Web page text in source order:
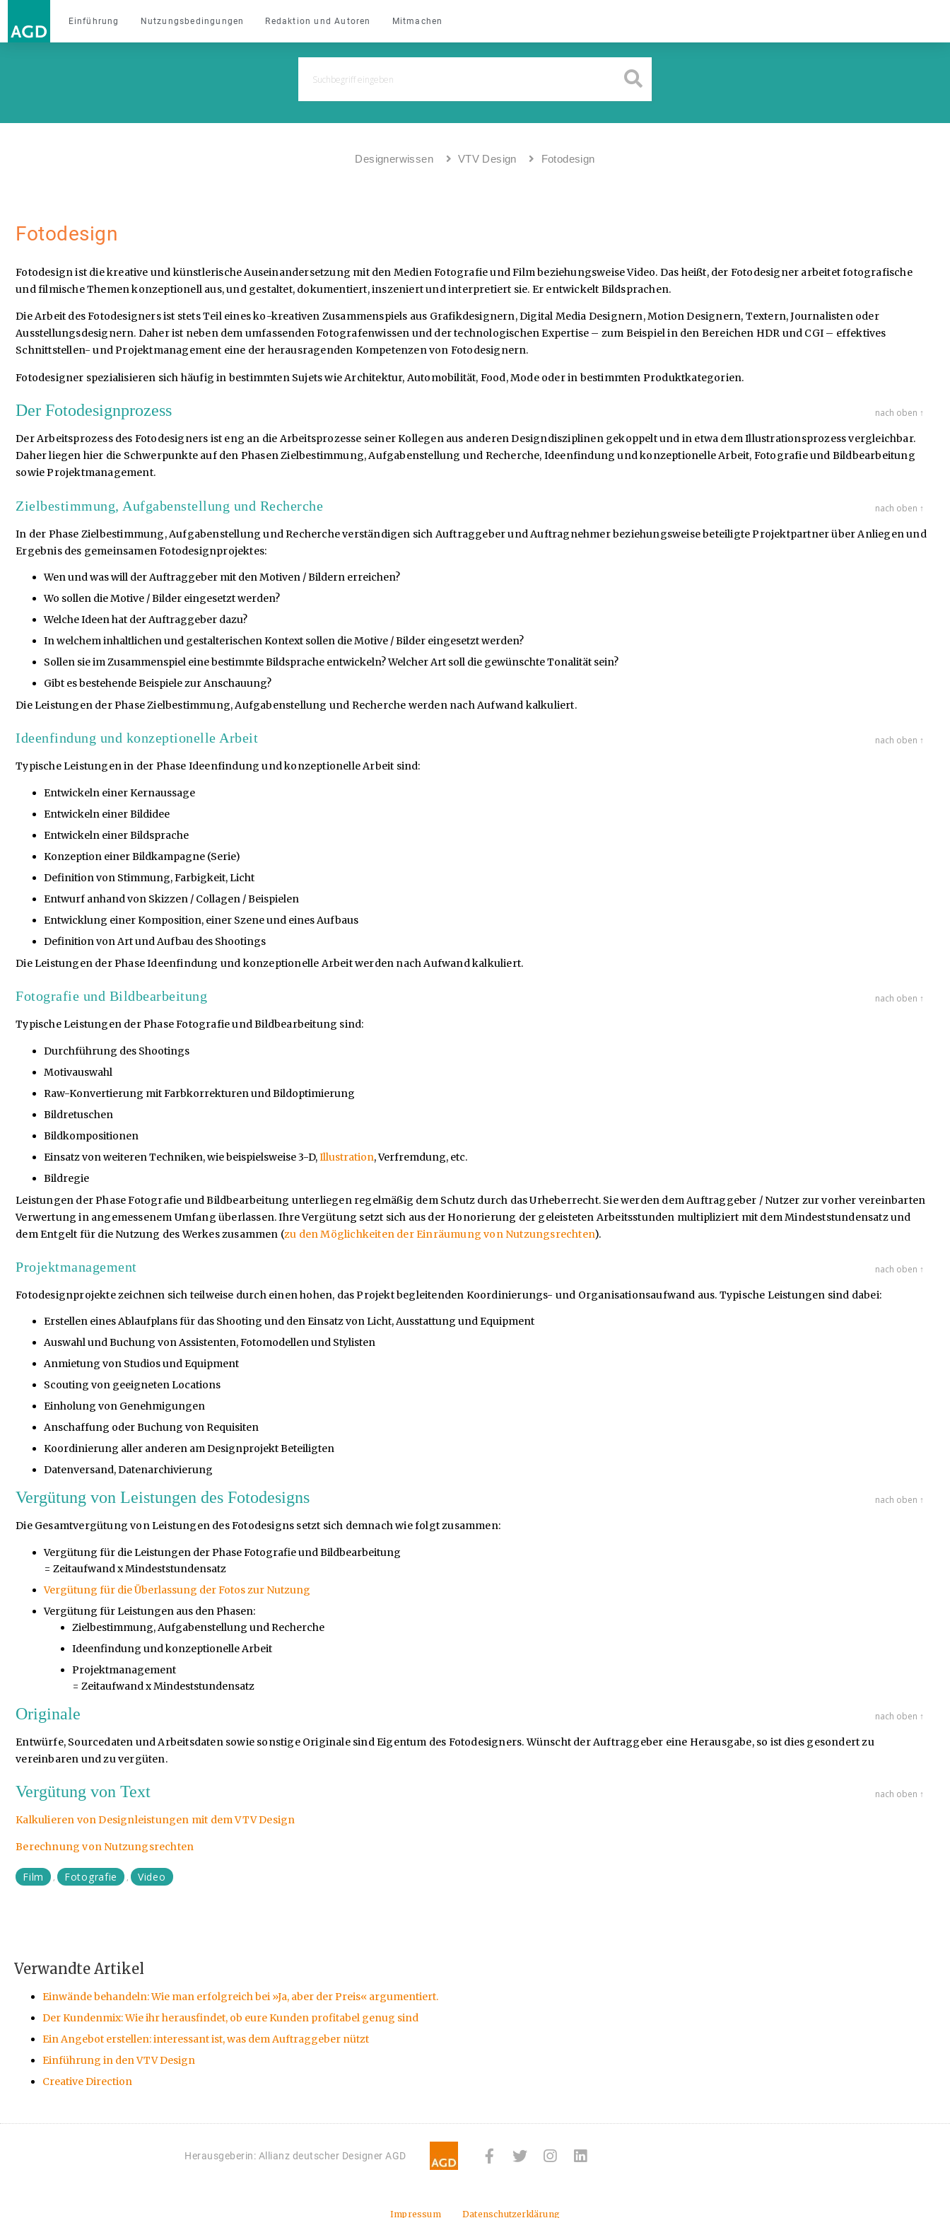
Einführung Nutzungsbedingungen Redaktion und Autoren Mitmachen
Designerwissen VTV Design Fotodesign
Fotodesign
Fotodesign ist die kreative und künstlerische Auseinandersetzung mit den Medien Fotografie und Film beziehungsweise Video. Das heißt, der Fotodesigner arbeitet fotografische
und filmische Themen konzeptionell aus, und gestaltet, dokumentiert, inszeniert und interpretiert sie. Er entwickelt Bildsprachen.
Die Arbeit des Fotodesigners ist stets Teil eines ko-kreativen Zusammenspiels aus Grafikdesignern, Digital Media Designern, Motion Designern, Textern, Journalisten oder
Ausstellungsdesignern. Daher ist neben dem umfassenden Fotografenwissen und der technologischen Expertise – zum Beispiel in den Bereichen HDR und CGI – effektives
Schnittstellen- und Projektmanagement eine der herausragenden Kompetenzen von Fotodesignern.
Fotodesigner spezialisieren sich häufig in bestimmten Sujets wie Architektur, Automobilität, Food, Mode oder in bestimmten Produktkategorien.
Der Fotodesignprozess nach oben ↑
Der Arbeitsprozess des Fotodesigners ist eng an die Arbeitsprozesse seiner Kollegen aus anderen Designdisziplinen gekoppelt und in etwa dem Illustrationsprozess vergleichbar.
Daher liegen hier die Schwerpunkte auf den Phasen Zielbestimmung, Aufgabenstellung und Recherche, Ideenfindung und konzeptionelle Arbeit, Fotografie und Bildbearbeitung
sowie Projektmanagement.
Zielbestimmung, Aufgabenstellung und Recherche nach oben ↑
In der Phase Zielbestimmung, Aufgabenstellung und Recherche verständigen sich Auftraggeber und Auftragnehmer beziehungsweise beteiligte Projektpartner über Anliegen und
Ergebnis des gemeinsamen Fotodesignprojektes:
Wen und was will der Auftraggeber mit den Motiven / Bildern erreichen?
Wo sollen die Motive / Bilder eingesetzt werden?
Welche Ideen hat der Auftraggeber dazu?
In welchem inhaltlichen und gestalterischen Kontext sollen die Motive / Bilder eingesetzt werden?
Sollen sie im Zusammenspiel eine bestimmte Bildsprache entwickeln? Welcher Art soll die gewünschte Tonalität sein?
Gibt es bestehende Beispiele zur Anschauung?
Die Leistungen der Phase Zielbestimmung, Aufgabenstellung und Recherche werden nach Aufwand kalkuliert.
Ideenfindung und konzeptionelle Arbeit nach oben ↑
Typische Leistungen in der Phase Ideenfindung und konzeptionelle Arbeit sind:
Entwickeln einer Kernaussage
Entwickeln einer Bildidee
Entwickeln einer Bildsprache
Konzeption einer Bildkampagne (Serie)
Definition von Stimmung, Farbigkeit, Licht
Entwurf anhand von Skizzen / Collagen / Beispielen
Entwicklung einer Komposition, einer Szene und eines Aufbaus
Definition von Art und Aufbau des Shootings
Die Leistungen der Phase Ideenfindung und konzeptionelle Arbeit werden nach Aufwand kalkuliert.
Fotografie und Bildbearbeitung nach oben ↑
Typische Leistungen der Phase Fotografie und Bildbearbeitung sind:
Durchführung des Shootings
Motivauswahl
Raw-Konvertierung mit Farbkorrekturen und Bildoptimierung
Bildretuschen
Bildkompositionen
Einsatz von weiteren Techniken, wie beispielsweise 3-D,Illustration, Verfremdung, etc.
Bildregie
Leistungen der Phase Fotografie und Bildbearbeitung unterliegen regelmäßig dem Schutz durch das Urheberrecht. Sie werden dem Auftraggeber / Nutzer zur vorher vereinbarten
Verwertung in angemessenem Umfang überlassen. Ihre Vergütung setzt sich aus der Honorierung der geleisteten Arbeitsstunden multipliziert mit dem Mindeststundensatz und
dem Entgelt für die Nutzung des Werkes zusammen (zu den Möglichkeiten der Einräumung von Nutzungsrechten).
Projektmanagement nach oben ↑
Fotodesignprojekte zeichnen sich teilweise durch einen hohen, das Projekt begleitenden Koordinierungs- und Organisationsaufwand aus. Typische Leistungen sind dabei:
Erstellen eines Ablaufplans für das Shooting und den Einsatz von Licht, Ausstattung und Equipment
Auswahl und Buchung von Assistenten, Fotomodellen und Stylisten
Anmietung von Studios und Equipment
Scouting von geeigneten Locations
Einholung von Genehmigungen
Anschaffung oder Buchung von Requisiten
Koordinierung aller anderen am Designprojekt Beteiligten
Datenversand, Datenarchivierung
Vergütung von Leistungen des Fotodesigns nach oben ↑
Die Gesamtvergütung von Leistungen des Fotodesigns setzt sich demnach wie folgt zusammen:
Vergütung für die Leistungen der Phase Fotografie und Bildbearbeitung
= Zeitaufwand x Mindeststundensatz
Vergütung für die Überlassung der Fotos zur Nutzung
Vergütung für Leistungen aus den Phasen:
Zielbestimmung, Aufgabenstellung und Recherche
Ideenfindung und konzeptionelle Arbeit
Projektmanagement
= Zeitaufwand x Mindeststundensatz
Originale nach oben ↑
Entwürfe, Sourcedaten und Arbeitsdaten sowie sonstige Originale sind Eigentum des Fotodesigners. Wünscht der Auftraggeber eine Herausgabe, so ist dies gesondert zu
vereinbaren und zu vergüten.
Vergütung von Text nach oben ↑
Kalkulieren von Designleistungen mit dem VTV Design
Berechnung von Nutzungsrechten
Film , Fotografie , Video
Verwandte Artikel
Einwände behandeln: Wie man erfolgreich bei »Ja, aber der Preis« argumentiert.
Der Kundenmix: Wie ihr herausfindet, ob eure Kunden profitabel genug sind
Ein Angebot erstellen: interessant ist, was dem Auftraggeber nützt
Einführung in den VTV Design
Creative Direction
Herausgeberin: Allianz deutscher Designer AGD
Impressum Datenschutzerklärung